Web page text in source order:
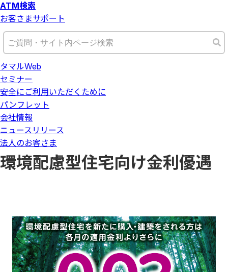
ATM検索
お客さまサポート
タマルWeb
セミナー
安全にご利用いただくために
パンフレット
会社情報
ニュースリリース
法人のお客さま
環境配慮型住宅向け金利優遇